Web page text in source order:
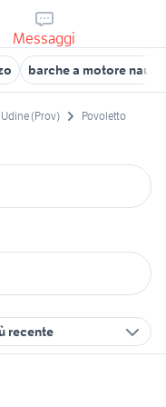
Messaggi
barche a motore
Udine (Prov) Povoletto
recente